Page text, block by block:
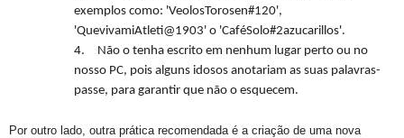
exemplos como: 'VeolosTorosen#120',
'QuevivamiAtleti@1903' o 'CaféSolo#2azucarillos'.
4.
Não o tenha escrito em nenhum lugar perto ou no
nosso PC, pois alguns idosos anotariam as suas palavras-
passe, para garantir que não o esquecem.
Por outro lado, outra prática recomendada é a criação de uma nova